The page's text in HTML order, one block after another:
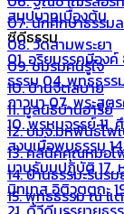
สมุปบาทเบื้องต้น
ซีดีธรรม
01. อริยมรรคมีอง
ธรรม04. พุทธธรร
ภาวนา07. พระสูต
10. พรหมจรรย์11.
สงบเมื่อพบธรรม
มานุธัมมปฏิบัติ17.
นิทเทส อิติวุตตกะ
07. นักศึกษาธรรม
08. วัดสามพระยา
09. ชมรมคนรู้ใจ
10. บ้านจิตสบาย
11. มูลนิธิบ้านอารีย์
12. บมจ.มหพันธ์ไฟ
13. คลีนิคคุณหมอไ
14. บ้านธรรมะรื่นร
15. พุทธธรรม ณ แ